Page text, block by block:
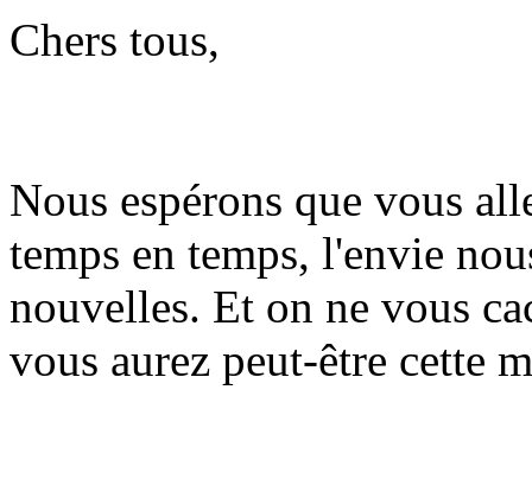
Chers tous,
Nous espérons que vous
temps en temps, l'envie
nouvelles. Et on ne vous
vous aurez peut-être cette